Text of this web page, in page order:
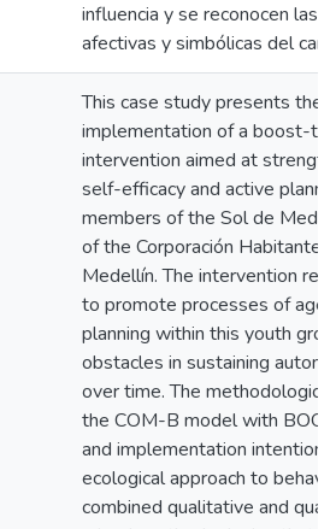
influencia y se reconocen las
afectivas y simbólicas del
This case study presents the
implementation of a boost-
intervention aimed at
self-efficacy and active
members of the Sol de
of the Corporación Habitante
Medellín. The intervention
to promote processes of
planning within this youth
obstacles in sustaining
over time. The
the COM-B model with
and implementation
ecological approach to
combined qualitative and